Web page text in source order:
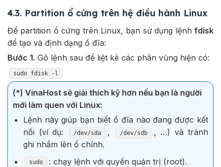
4.3. Partition ổ cứng trên hệ điều hành Linux
Để partition ổ cứng trên Linux, bạn sử dụng lệnh fdisk
để tạo và định dạng ổ đĩa:
Bước 1. Gõ lệnh sau để liệt kê các phân vùng hiện có:
sudo fdisk -l
(*) VinaHost sẽ giải thích kỹ hơn nếu bạn là người
mới làm quen với Linux:
Lệnh này giúp bạn biết ổ đĩa nào đang được kết
nối (ví dụ:
/dev/sda , /dev/sdb
, …) và tránh
ghi nhầm lên ổ chính.
sudo : chạy lệnh với quyền quản trị (root).